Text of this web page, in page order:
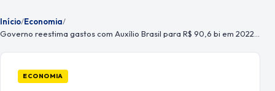
Início/Economia/
ECONOMIA